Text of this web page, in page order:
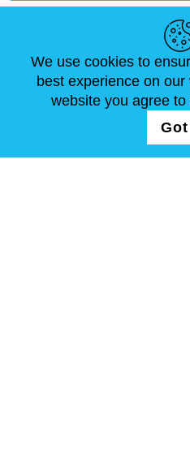
ABOUT US
NOUS SUIVRE
We use cookies to
best experience on
website you agree to